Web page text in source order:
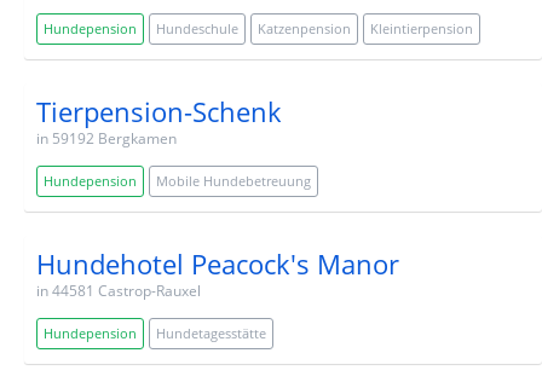
Hundepension Hundeschule Katzenpension Kleintierpension
Tierpension-Schenk
in 59192 Bergkamen
Hundepension Mobile Hundebetreuung
Hundehotel Peacock's Manor
in 44581 Castrop-Rauxel
Hundepension Hundetagesstätte